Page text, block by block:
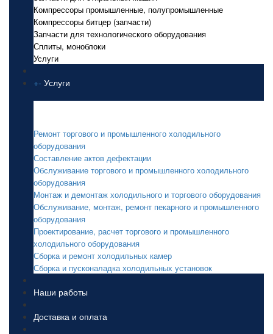
Компрессоры промышленные, полупромышленные
Компрессоры битцер (запчасти)
Запчасти для технологического оборудования
Сплиты, моноблоки
Услуги
+- Услуги
Ремонт торгового и промышленного холодильного
оборудования
Составление актов дефектации
Обслуживание торгового и промышленного холодильного
оборудования
Монтаж и демонтаж холодильного и торгового оборудования
Обслуживание, монтаж, ремонт пекарного и промышленного
оборудования
Проектирование, расчет торгового и промышленного
холодильного оборудования
Сборка и ремонт холодильных камер
Сборка и пусконаладка холодильных установок
Наши работы
Доставка и оплата